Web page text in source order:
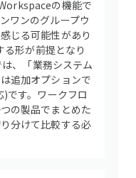
の機能で
ワンのグループウ
じる可能性があり
形が前提となり
、「業務システム
追加オプションで
です。ワークフロ
の製品でまとめた
分けて比較する必